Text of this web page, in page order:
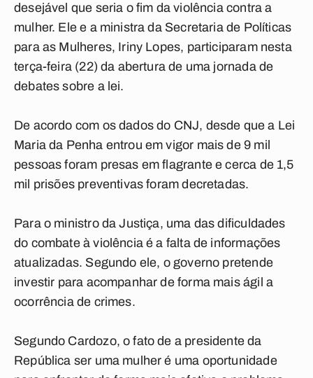
desejável que seria o fim da violência contra a
mulher. Ele e a ministra da Secretaria de Políticas
para as Mulheres, Iriny Lopes, participaram nesta
terça-feira (22) da abertura de uma jornada de
debates sobre a lei.
De acordo com os dados do CNJ, desde que a Lei
Maria da Penha entrou em vigor mais de 9 mil
pessoas foram presas em flagrante e cerca de 1,5
mil prisões preventivas foram decretadas.
Para o ministro da Justiça, uma das dificuldades
do combate à violência é a falta de informações
atualizadas. Segundo ele, o governo pretende
investir para acompanhar de forma mais ágil a
ocorrência de crimes.
Segundo Cardozo, o fato de a presidente da
República ser uma mulher é uma oportunidade